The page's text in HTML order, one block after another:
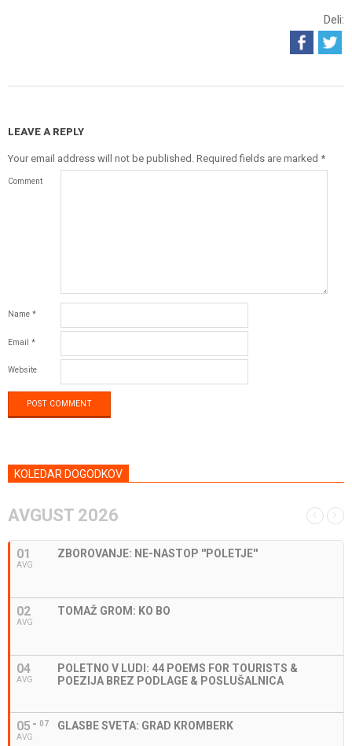
Deli:
29
LEAVE A REPLY
Your email address will not be published. Required fields are marked *
Comment
Name *
Email *
Website
KOLEDAR DOGODKOV
AVGUST 2026
01
AVG
ZBOROVANJE: NE-NASTOP ''POLETJE''
02
AVG
TOMAŽ GROM: KO BO
04
AVG
POLETNO V LUDI: 44 POEMS FOR TOURISTS &
POEZIJA BREZ PODLAGE & POSLUŠALNICA
05
AVG
07 GLASBE SVETA: GRAD KROMBERK